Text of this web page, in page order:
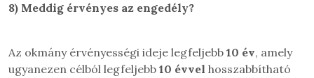
8) Meddig érvényes az engedély?
Az okmány érvényességi ideje legfeljebb 10 év, amely
ugyanezen célból legfeljebb 10 évvel hosszabbítható